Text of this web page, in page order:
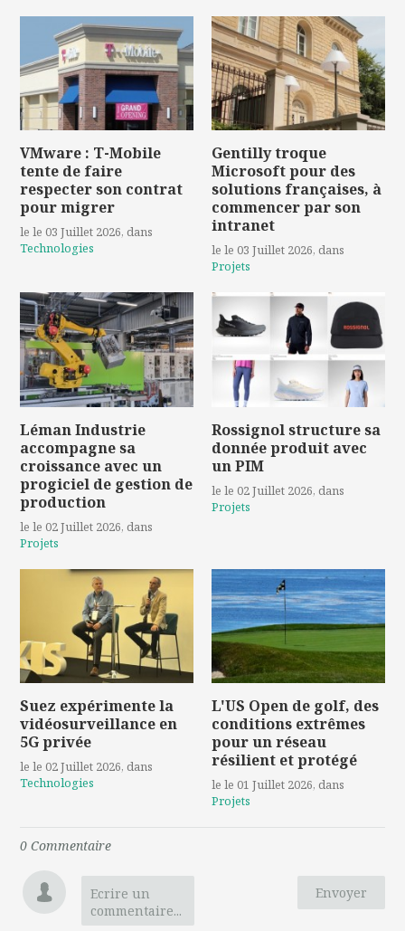
VMware : T-Mobile
tente de faire
respecter son contrat
pour migrer
le le 03 Juillet 2026, dans
Technologies
Gentilly troque
Microsoft pour des
solutions françaises, à
commencer par son
intranet
le le 03 Juillet 2026, dans
Projets
Léman Industrie
accompagne sa
croissance avec un
progiciel de gestion de
production
le le 02 Juillet 2026, dans
Projets
Rossignol structure sa
donnée produit avec
un PIM
le le 02 Juillet 2026, dans
Projets
Suez expérimente la
vidéosurveillance en
5G privée
le le 02 Juillet 2026, dans
Technologies
L'US Open de golf, des
conditions extrêmes
pour un réseau
résilient et protégé
le le 01 Juillet 2026, dans
Projets
0 Commentaire
Envoyer
Ecrire un
commentaire...